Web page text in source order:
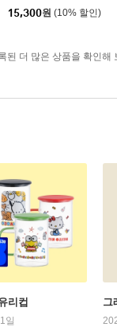
리아(RHK)
15,300원 (10% 할인)
된 더 많은 상품을 확인해
리컵
일
그